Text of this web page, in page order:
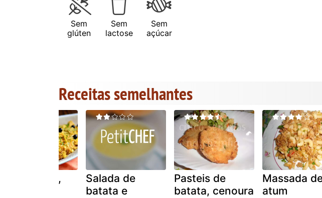
Sem
glúten
Sem
lactose
Sem
açúcar
Receitas semelhantes
à brás,
Salada de
batata e
Pasteis de
batata, cenoura
Massada
atum